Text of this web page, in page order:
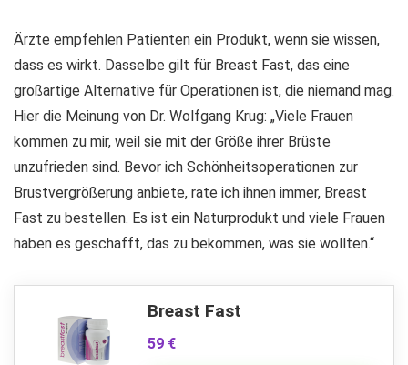
Ärzte empfehlen Patienten ein Produkt, wenn sie wissen,
dass es wirkt. Dasselbe gilt für Breast Fast, das eine
großartige Alternative für Operationen ist, die niemand mag.
Hier die Meinung von Dr. Wolfgang Krug: „Viele Frauen
kommen zu mir, weil sie mit der Größe ihrer Brüste
unzufrieden sind. Bevor ich Schönheitsoperationen zur
Brustvergrößerung anbiete, rate ich ihnen immer, Breast
Fast zu bestellen. Es ist ein Naturprodukt und viele Frauen
haben es geschafft, das zu bekommen, was sie wollten.“
Breast Fast
59 €